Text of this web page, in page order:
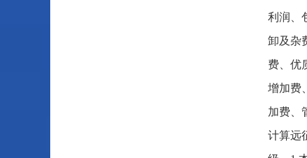
利润、
卸及杂
费、优
增加费
加费、
计算远